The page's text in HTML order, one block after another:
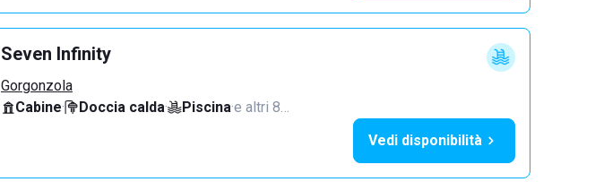
Seven Infinity
Gorgonzola
Cabine· Doccia calda· Piscina·e altri 8…
Vedi disponibilità